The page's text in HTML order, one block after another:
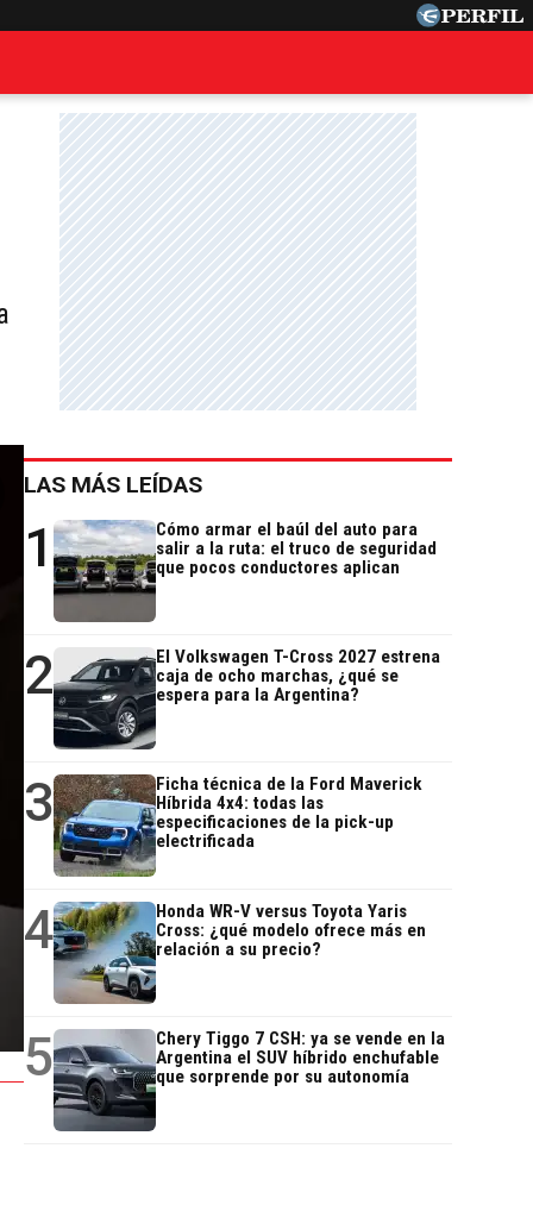
LAS MÁS LEÍDAS
1
Cómo armar el baúl del auto para
salir a la ruta: el truco de seguridad
que pocos conductores aplican
2
El Volkswagen T-Cross 2027 estrena
caja de ocho marchas, ¿qué se
espera para la Argentina?
3
Ficha técnica de la Ford Maverick
Híbrida 4x4: todas las
especificaciones de la pick-up
electrificada
4
Honda WR-V versus Toyota Yaris
Cross: ¿qué modelo ofrece más en
relación a su precio?
5
Chery Tiggo 7 CSH: ya se vende en la
Argentina el SUV híbrido enchufable
que sorprende por su autonomía